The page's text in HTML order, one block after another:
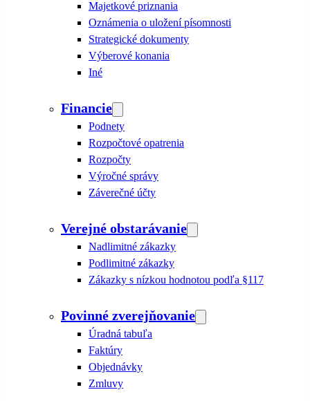
Majetkové priznania
Oznámenia o uložení písomnosti
Strategické dokumenty
Výberové konania
Iné
Financie
Podnety
Rozpočtové opatrenia
Rozpočty
Výročné správy
Záverečné účty
Verejné obstarávanie
Nadlimitné zákazky
Podlimitné zákazky
Zákazky s nízkou hodnotou podľa §117
Povinné zverejňovanie
Úradná tabuľa
Faktúry
Objednávky
Zmluvy